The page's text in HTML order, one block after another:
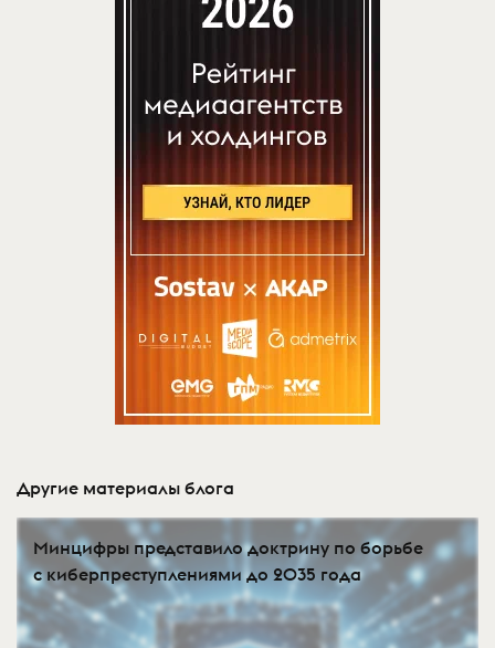
Другие материалы блога
Минцифры представило доктрину по борьбе
с киберпреступлениями до 2035 года